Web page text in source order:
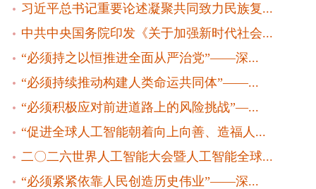
习近平总书记重要论述凝聚共同致力民族复...
中共中央国务院印发《关于加强新时代社会...
“必须持之以恒推进全面从严治党”——深...
“必须持续推动构建人类命运共同体”——...
“必须积极应对前进道路上的风险挑战”—...
“促进全球人工智能朝着向上向善、造福人...
二〇二六世界人工智能大会暨人工智能全球...
“必须紧紧依靠人民创造历史伟业”——深...